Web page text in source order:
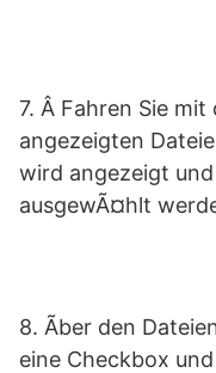
7. Â Fahren Sie
angezeigten
wird angezeigt
ausgewÃ¤hlt
8. Ãber den
eine Checkbox